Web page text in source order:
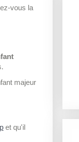
vous la
majeur
et qu'il